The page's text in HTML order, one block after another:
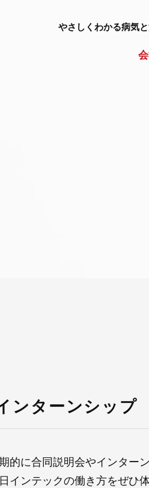
やさしくわかる病気
ンターンシップ
的に合同説明会やインター
インテックの働き方をぜひ